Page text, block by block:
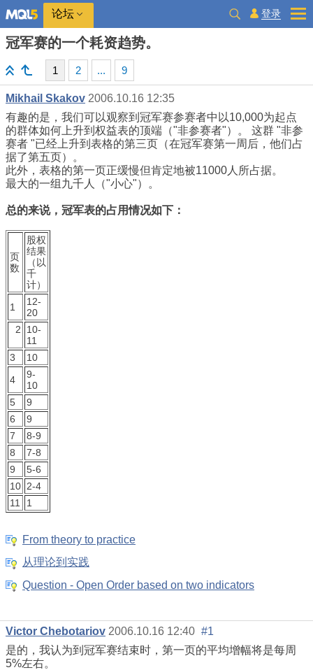
论坛 登录
冠军赛的一个耗资趋势。
1 2 ... 9
Mikhail Skakov 2006.10.16 12:35
有趣的是，我们可以观察到冠军赛参赛者中以10,000为起点
的群体如何上升到权益表的顶端（"非参赛者"）。 这群 "非参
赛者 "已经上升到表格的第三页（在冠军赛第一周后，他们占
据了第五页）。
此外，表格的第一页正缓慢但肯定地被11000人所占据。
最大的一组九千人（"小心"）。
总的来说，冠军表的占用情况如下：
页
数
股权
结果
（以
千
计）
1
12-
20
2
10-
11
3
10
4
9-
10
5
9
6
9
7
8-9
8
7-8
9
5-6
10 2-4
11
1
From theory to practice
从理论到实践
Question - Open Order based on two indicators
Victor Chebotariov 2006.10.16 12:40 #1
是的，我认为到冠军赛结束时，第一页的平均增幅将是每周
5%左右。